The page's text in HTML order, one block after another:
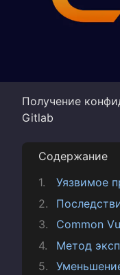
Получение
Gitlab
Содержание
Уязвимое
Common
Метод